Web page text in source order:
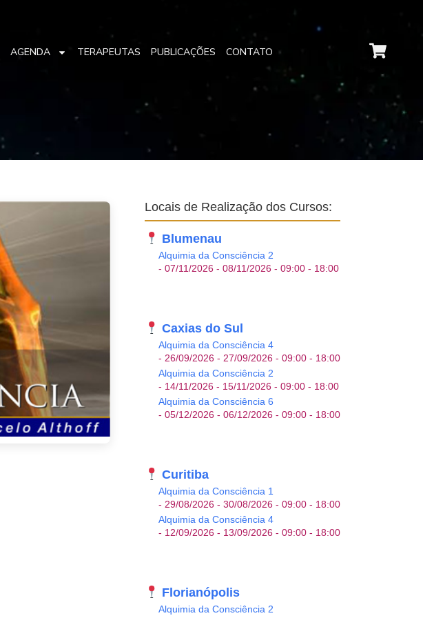
AGENDA TERAPEUTAS PUBLICAÇÕES CONTATO
Office 365
Locais de Realização dos Cursos:
Blumenau
Alquimia da Consciência 2
- 07/11/2026 - 08/11/2026 - 09:00 - 18:00
Caxias do Sul
Alquimia da Consciência 4
- 26/09/2026 - 27/09/2026 - 09:00 - 18:00
Alquimia da Consciência 2
- 14/11/2026 - 15/11/2026 - 09:00 - 18:00
Alquimia da Consciência 6
- 05/12/2026 - 06/12/2026 - 09:00 - 18:00
Curitiba
Alquimia da Consciência 1
- 29/08/2026 - 30/08/2026 - 09:00 - 18:00
Alquimia da Consciência 4
- 12/09/2026 - 13/09/2026 - 09:00 - 18:00
Florianópolis
Alquimia da Consciência 2